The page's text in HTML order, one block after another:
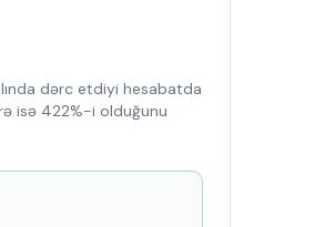
dərc etdiyi hesabatda
isə 422%-i olduğunu